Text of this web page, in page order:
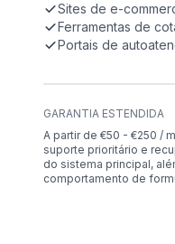
Sites de e-
Ferramentas de
Portais de
GARANTIA ESTENDIDA
A partir de €50 - €250 /
suporte prioritário e
do sistema principal,
comportamento de